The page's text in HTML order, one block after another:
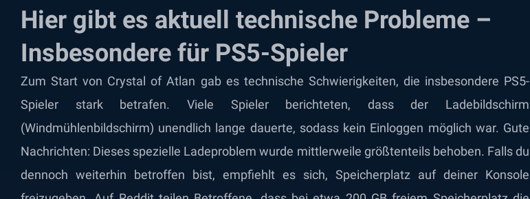
Hier gibt es aktuell technische Probleme –
Insbesondere für PS5-Spieler
Zum Start von Crystal of Atlan gab es technische Schwierigkeiten, die insbesondere PS5-
Spieler stark betrafen. Viele Spieler berichteten, dass der Ladebildschirm
(Windmühlenbildschirm) unendlich lange dauerte, sodass kein Einloggen möglich war. Gute
Nachrichten: Dieses spezielle Ladeproblem wurde mittlerweile größtenteils behoben. Falls du
dennoch weiterhin betroffen bist, empfiehlt es sich, Speicherplatz auf deiner Konsole